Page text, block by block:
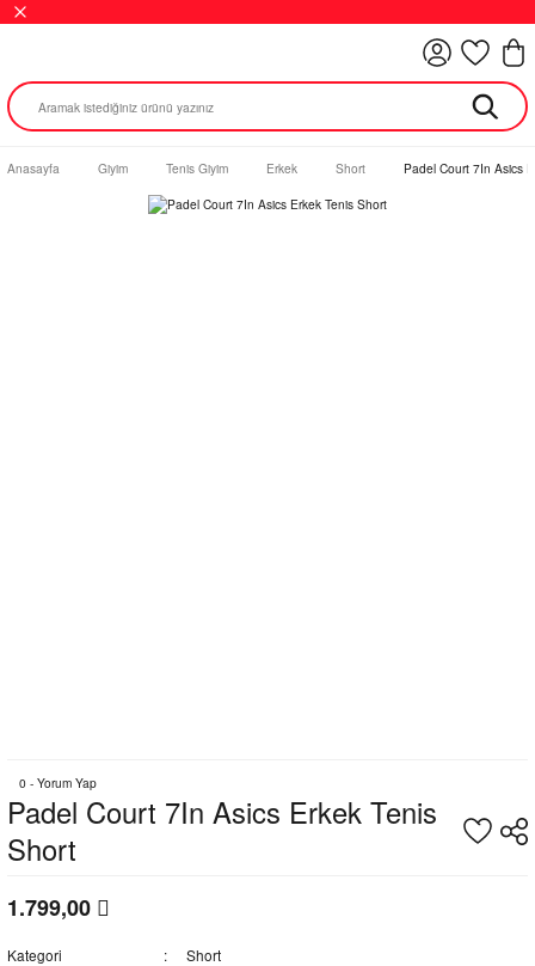
Anasayfa Giyim Tenis Giyim Erkek Short Padel Court 7In Asics
0 - Yorum Yap
Padel Court 7In Asics Erkek Tenis
Short
1.799,00
Kategori
Short